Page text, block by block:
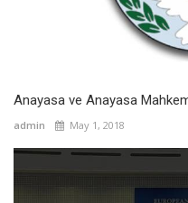
Anayasa ve Anayasa
admin May 1, 2018